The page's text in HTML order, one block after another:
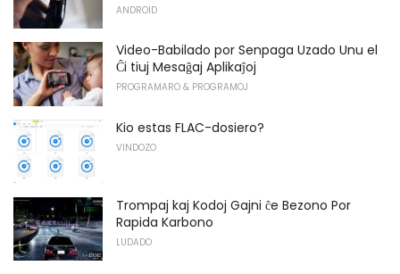
ANDROID
Video-Babilado por Senpaga Uzado Unu el
Ĉi tiuj Mesaĝaj Aplikaĵoj
PROGRAMARO & PROGRAMOJ
Kio estas FLAC-dosiero?
VINDOZO
Trompaj kaj Kodoj Gajni ĉe Bezono Por
Rapida Karbono
LUDADO